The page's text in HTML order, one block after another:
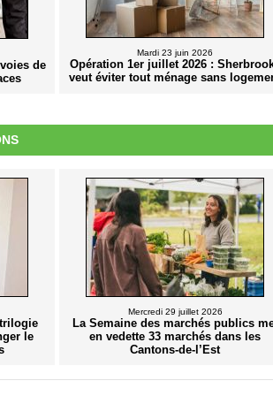
de
Mardi 23 juin 2026
Opération 1er juillet 2026 :
veut éviter tout ménage sans
le
Mercredi 29 juillet 2026
La Semaine des marchés publics
en vedette 33 marchés dans les
Cantons-de-l’Est